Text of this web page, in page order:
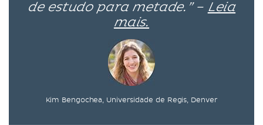
de estudo para metade.” – Leia
mais.
Kim Bengochea, Universidade de Regis, Denver